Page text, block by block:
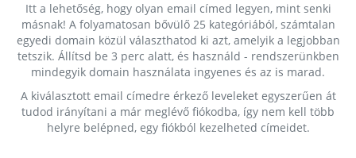
Itt a lehetőség, hogy olyan email címed legyen, mint senki
másnak! A folyamatosan bővülő 25 kategóriából, számtalan
egyedi domain közül választhatod ki azt, amelyik a legjobban
tetszik. Állítsd be 3 perc alatt, és használd - rendszerünkben
mindegyik domain használata ingyenes és az is marad.
A kiválasztott email címedre érkező leveleket egyszerűen át
tudod irányítani a már meglévő fiókodba, így nem kell több
helyre belépned, egy fiókból kezelheted címeidet.